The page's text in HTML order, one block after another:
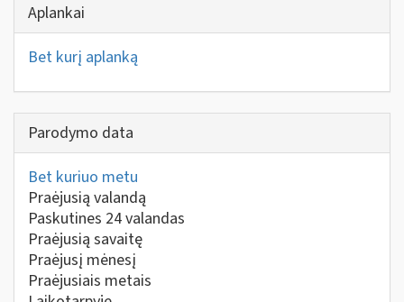
Aplankai
Bet kurį aplanką
Parodymo data
Bet kuriuo metu
Praėjusią valandą
Paskutines 24 valandas
Praėjusią savaitę
Praėjusį mėnesį
Praėjusiais metais